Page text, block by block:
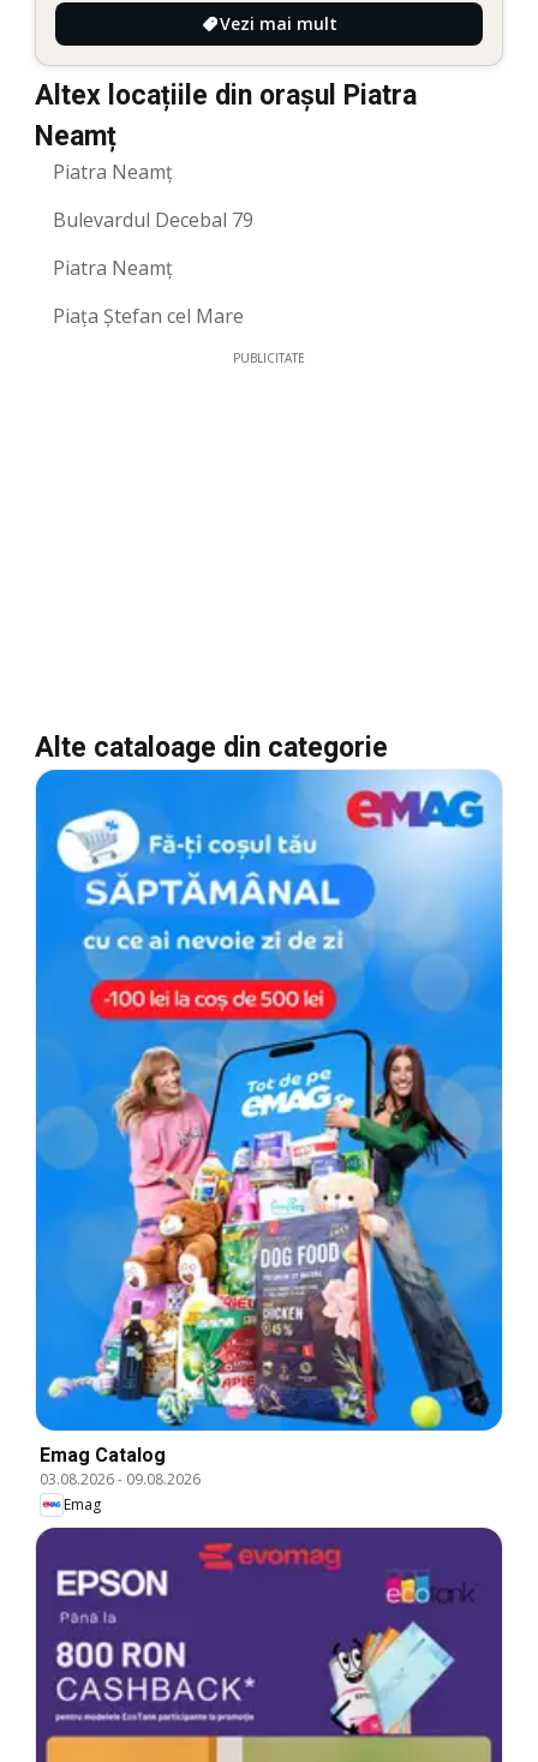
Vezi mai mult
Altex locațiile din orașul Piatra
Neamț
Piatra Neamț
Bulevardul Decebal 79
Piatra Neamț
Piața Ștefan cel Mare
PUBLICITATE
Alte cataloage din categorie
Emag Catalog
03.08.2026- 09.08.2026
Emag